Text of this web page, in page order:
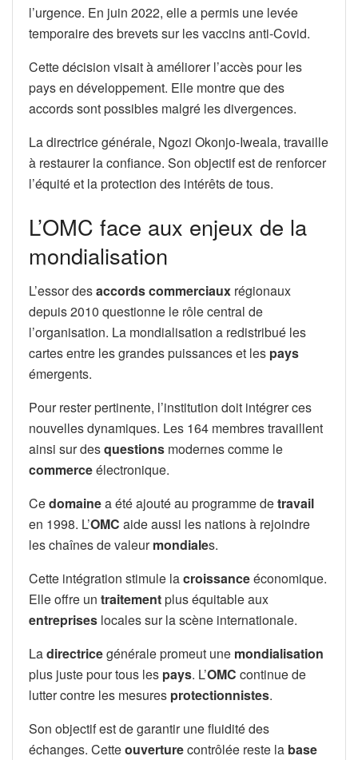
l’urgence. En juin 2022, elle a permis une levée
temporaire des brevets sur les vaccins anti-Covid.
Cette décision visait à améliorer l’accès pour les
pays en développement. Elle montre que des
accords sont possibles malgré les divergences.
La directrice générale, Ngozi Okonjo-Iweala, travaille
à restaurer la confiance. Son objectif est de renforcer
l’équité et la protection des intérêts de tous.
L’OMC face aux enjeux de la
mondialisation
L’essor desaccords commerciaux régionaux
depuis 2010 questionne le rôle central de
l’organisation. La mondialisation a redistribué les
cartes entre les grandes puissances et les pays
émergents.
Pour rester pertinente, l’institution doit intégrer ces
nouvelles dynamiques. Les 164 membres travaillent
ainsi sur desquestions modernes comme le
commerceélectronique.
Cedomainea été ajouté au programme detravail
en 1998. L’OMC aide aussi les nations à rejoindre
les chaînes de valeurmondiales.
Cette intégration stimule lacroissanceéconomique.
Elle offre un traitementplus équitable aux
entreprises locales sur la scène internationale.
Ladirectricegénérale promeut une mondialisation
plus juste pour tous les pays. L’OMC continue de
lutter contre les mesures protectionnistes.
Son objectif est de garantir une fluidité des
échanges. Cetteouverturecontrôlée reste la base